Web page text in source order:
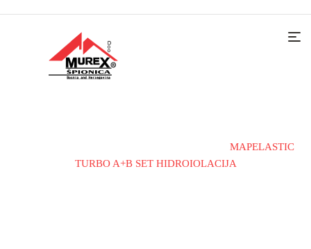
MAPELASTIC
TURBO A+B SET HIDROIOLACIJA